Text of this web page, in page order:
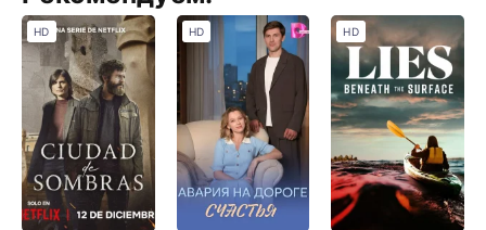
HD HD HD